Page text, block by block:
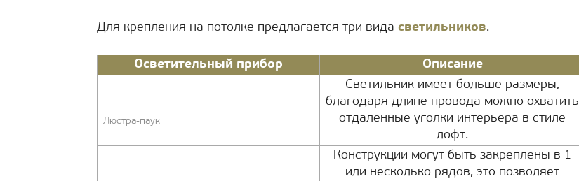
Для крепления на потолке предлагается три вида светильников.
Осветительный прибор Описание
Люстра-паук
Светильник имеет больше размеры,
благодаря длине провода можно охватить
отдаленные уголки интерьера в стиле
лофт.
Конструкции могут быть закреплены в 1
или несколько рядов, это позволяет